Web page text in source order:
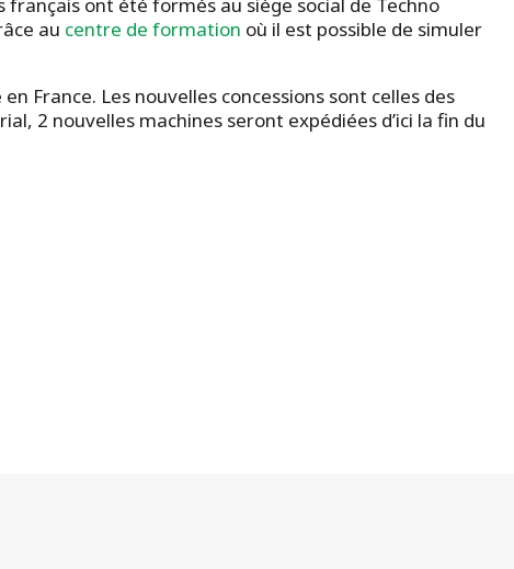
ont été formés au siège social de Techno
au centre de formation où il est possible de simuler
France. Les nouvelles concessions sont celles des
2 nouvelles machines seront expédiées d’ici la fin du